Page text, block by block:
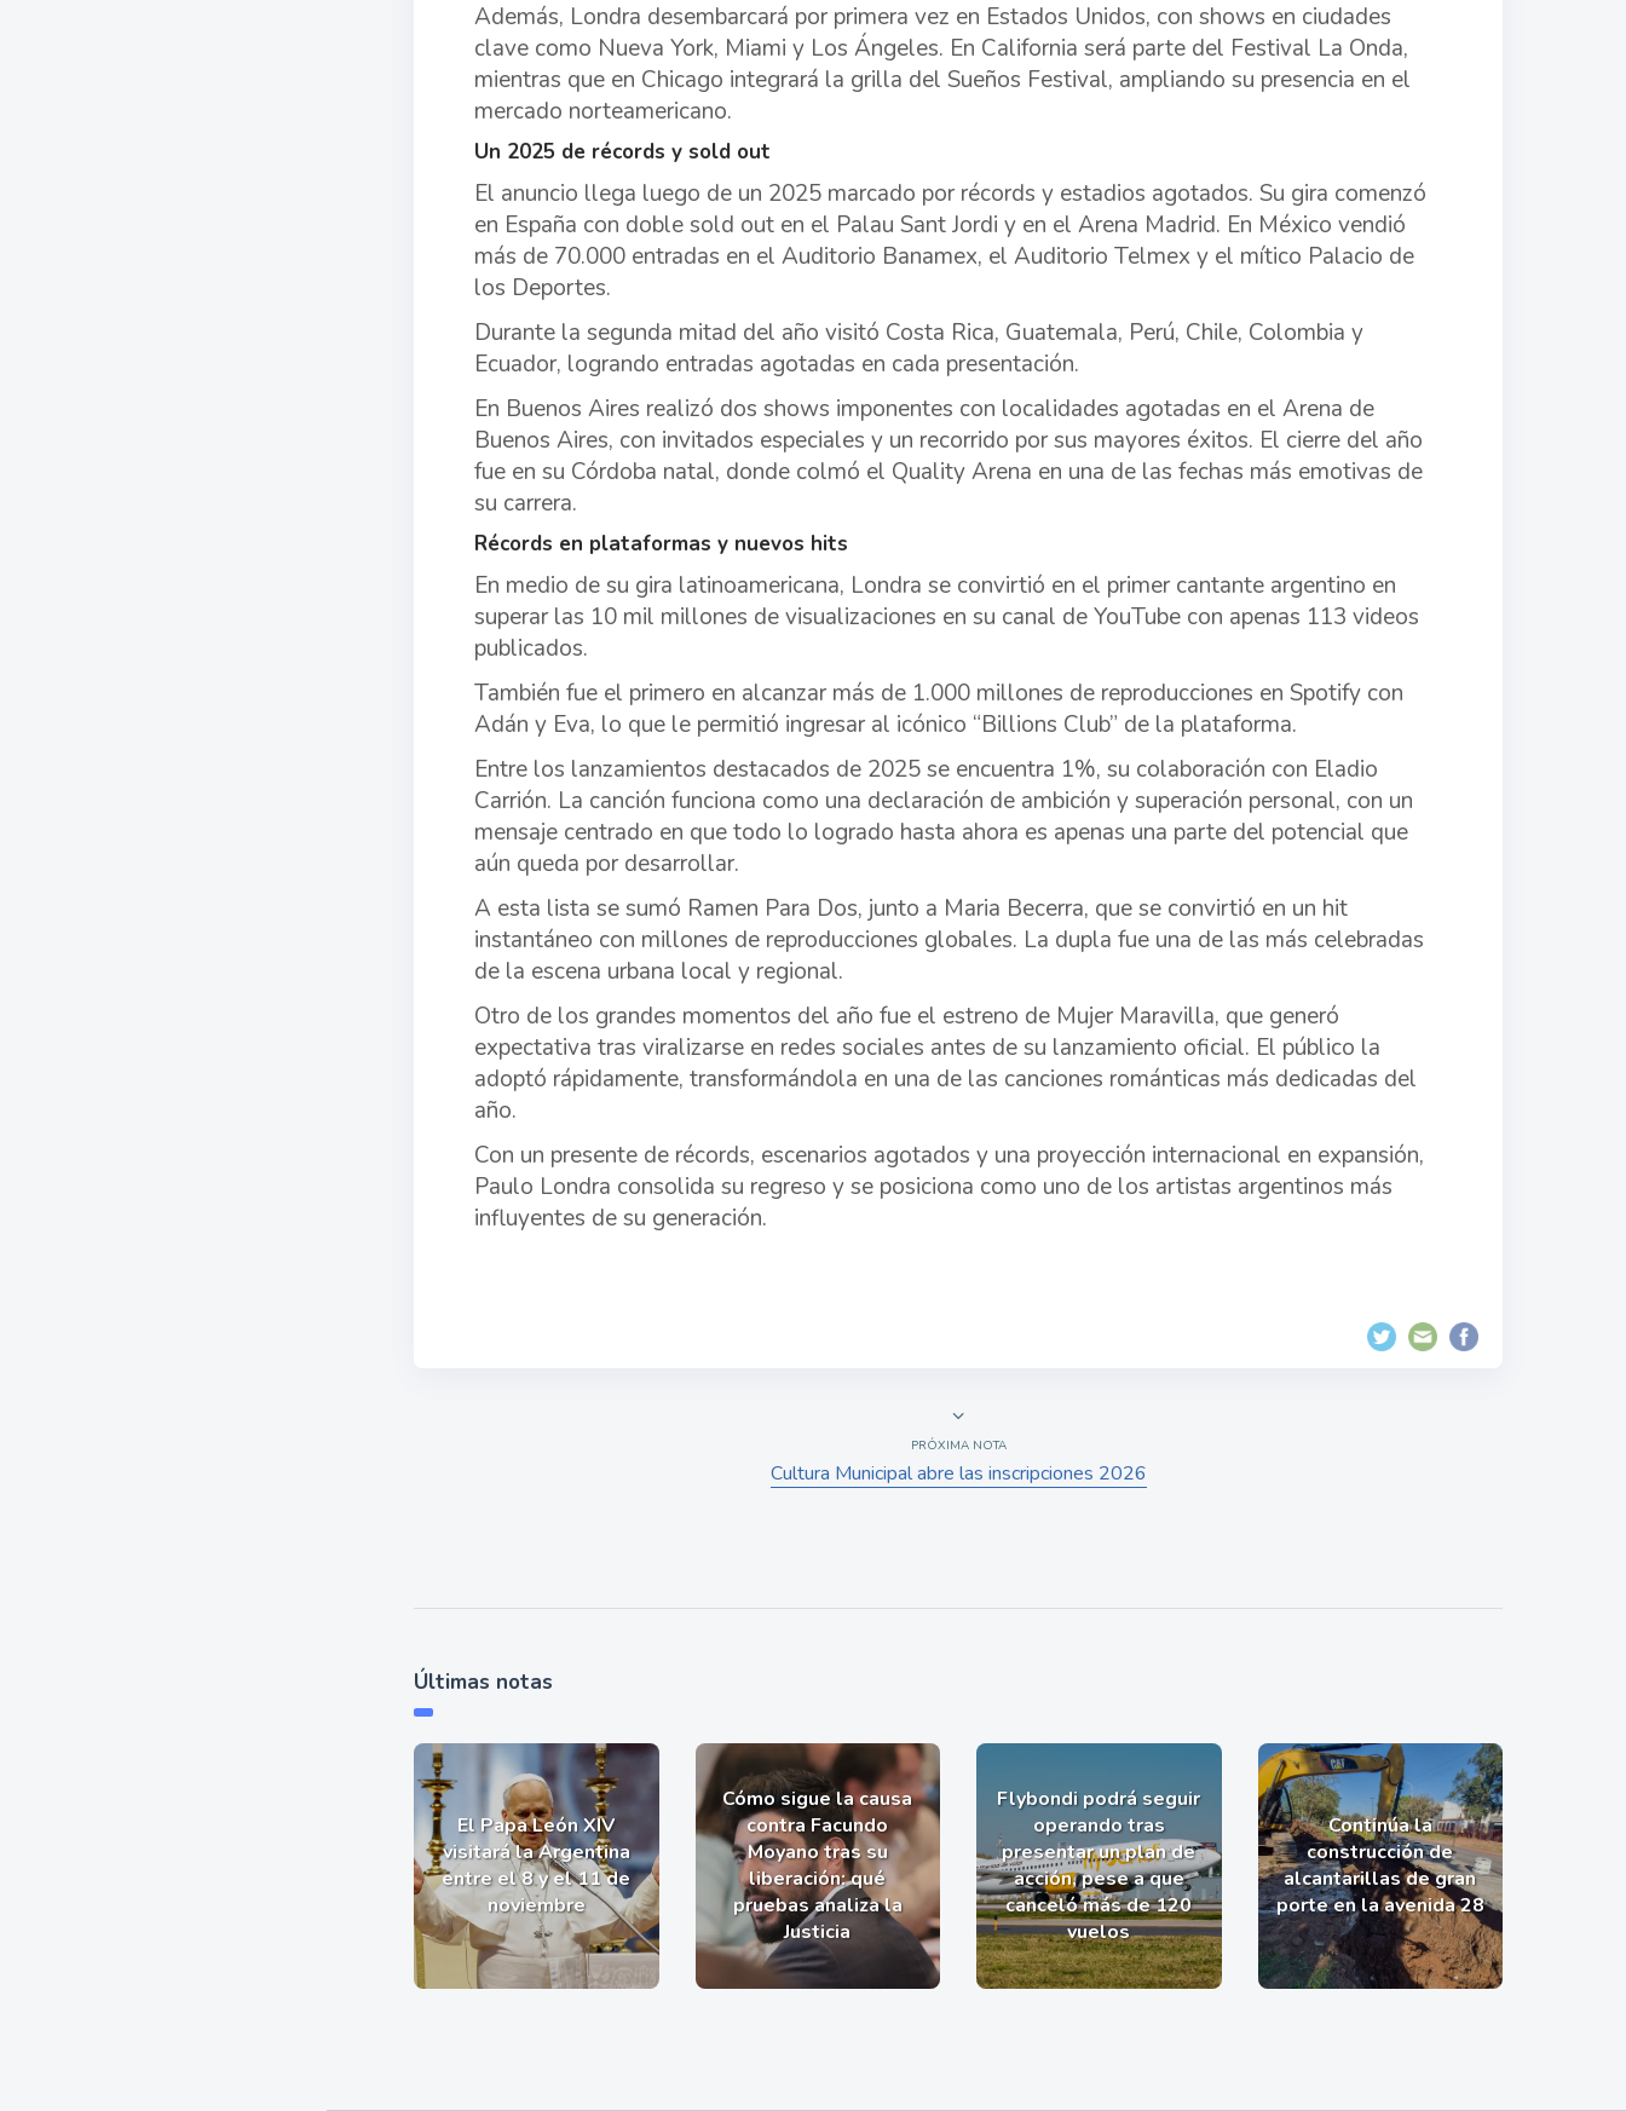
Además, Londra desembarcará por primera vez en Estados Unidos, con shows en ciudades
clave como Nueva York, Miami y Los Ángeles. En California será parte del Festival La Onda,
mientras que en Chicago integrará la grilla del Sueños Festival, ampliando su presencia en el
mercado norteamericano.
Un 2025 de récords y sold out
El anuncio llega luego de un 2025 marcado por récords y estadios agotados. Su gira comenzó
en España con doble sold out en el Palau Sant Jordi y en el Arena Madrid. En México vendió
más de 70.000 entradas en el Auditorio Banamex, el Auditorio Telmex y el mítico Palacio de
los Deportes.
Durante la segunda mitad del año visitó Costa Rica, Guatemala, Perú, Chile, Colombia y
Ecuador, logrando entradas agotadas en cada presentación.
En Buenos Aires realizó dos shows imponentes con localidades agotadas en el Arena de
Buenos Aires, con invitados especiales y un recorrido por sus mayores éxitos. El cierre del año
fue en su Córdoba natal, donde colmó el Quality Arena en una de las fechas más emotivas de
su carrera.
Récords en plataformas y nuevos hits
En medio de su gira latinoamericana, Londra se convirtió en el primer cantante argentino en
superar las 10 mil millones de visualizaciones en su canal de YouTube con apenas 113 videos
publicados.
También fue el primero en alcanzar más de 1.000 millones de reproducciones en Spotify con
Adán y Eva, lo que le permitió ingresar al icónico “Billions Club” de la plataforma.
Entre los lanzamientos destacados de 2025 se encuentra 1%, su colaboración con Eladio
Carrión. La canción funciona como una declaración de ambición y superación personal, con un
mensaje centrado en que todo lo logrado hasta ahora es apenas una parte del potencial que
aún queda por desarrollar.
A esta lista se sumó Ramen Para Dos, junto a Maria Becerra, que se convirtió en un hit
instantáneo con millones de reproducciones globales. La dupla fue una de las más celebradas
de la escena urbana local y regional.
Otro de los grandes momentos del año fue el estreno de Mujer Maravilla, que generó
expectativa tras viralizarse en redes sociales antes de su lanzamiento oficial. El público la
adoptó rápidamente, transformándola en una de las canciones románticas más dedicadas del
año.
Con un presente de récords, escenarios agotados y una proyección internacional en expansión,
Paulo Londra consolida su regreso y se posiciona como uno de los artistas argentinos más
influyentes de su generación.
PRÓXIMA NOTA
Cultura Municipal abre las inscripciones 2026
Últimas notas
El Papa León XIV
visitará la Argentina
entre el 8 y el 11 de
noviembre
Cómo sigue la causa
contra Facundo
Moyano tras su
liberación: qué
pruebas analiza la
Justicia
Flybondi podrá seguir
operando tras
presentar un plan de
acción, pese a que
canceló más de 120
vuelos
Continúa la
construcción de
alcantarillas de gran
porte en la avenida 28